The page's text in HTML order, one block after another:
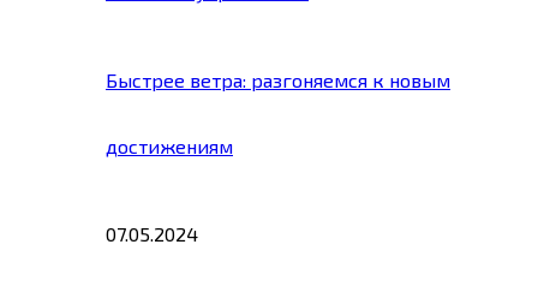
Быстрее ветра: разгоняемся к новым
достижениям
07.05.2024